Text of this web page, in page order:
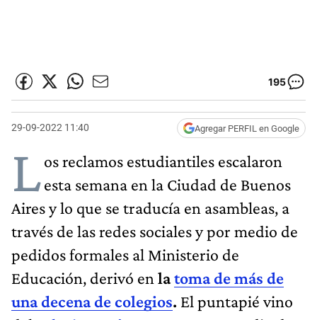
195
29-09-2022 11:40 Agregar PERFIL en Google
Los reclamos estudiantiles escalaron
esta semana en la Ciudad de Buenos
Aires y lo que se traducía en asambleas, a
través de las redes sociales y por medio de
pedidos formales al Ministerio de
Educación, derivó en latoma de más de
una decena de colegios. El puntapié vino